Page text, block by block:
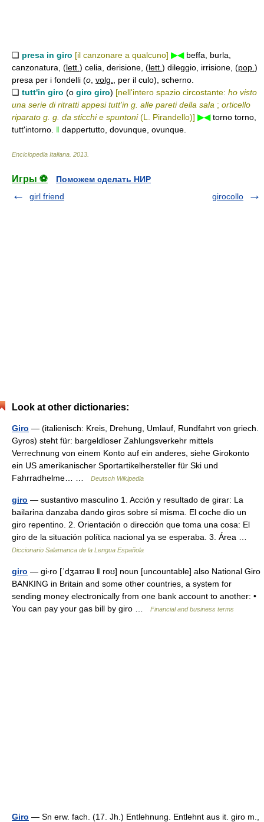
❑ presa in giro [il canzonare a qualcuno] ▶◀beffa, burla,
canzonatura, (lett. ) celia, derisione, (lett. ) dileggio, irrisione, (pop. )
presa per i fondelli (o volg.
, per il culo), scherno.
❑ tutt'in giro (o giro giro) [nell'intero spazio circostante: ho visto
una serie di ritratti appesi tutt'in g. alle pareti della sala ; orticello
riparato g. g. da sticchi e spuntoni(L. Pirandello)] ▶◀torno torno,
tutt'intorno. ‖ dappertutto, dovunque, ovunque.
Enciclopedia Italiana 2013
Игры ⚽
Поможем сделать НИР
girl friend
girocollo
Look at other dictionaries:
Giro — (italienisch: Kreis, Drehung, Umlauf, Rundfahrt von griech.
Gyros) steht für: bargeldloser Zahlungsverkehr mittels
Verrechnung von einem Konto auf ein anderes, siehe Girokonto
ein US amerikanischer Sportartikelhersteller für Ski und
Fahrradhelme… …
Deutsch Wikipedia
giro — sustantivo masculino 1. Acción y resultado de girar: La
bailarina danzaba dando giros sobre sí misma. El coche dio un
giro repentino. 2. Orientación o dirección que toma una cosa: El
giro de la situación política nacional ya se esperaba. 3. Área …
Diccionario Salamanca de la Lengua Española
giro — gi‧ro [ˈdʒaɪrəʊ ǁ roʊ] noun [uncountable] also National Giro
BANKING in Britain and some other countries, a system for
sending money electronically from one bank account to another: •
You can pay your gas bill by giro …
Financial and business terms
Giro — Sn erw. fach. (17. Jh.) Entlehnung. Entlehnt aus it. giro m.,